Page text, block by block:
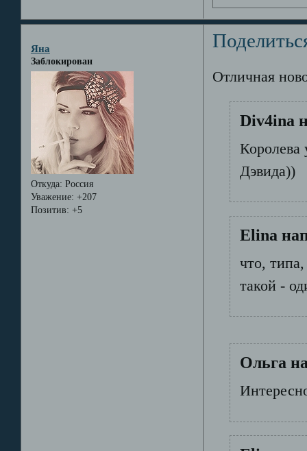
Яна
Заблокирован
Откуда: Россия
Уважение: +207
Позитив: +5
Отличная
Div4ina
Королева
Дэвида))
Elina
что,
такой -
Ольга